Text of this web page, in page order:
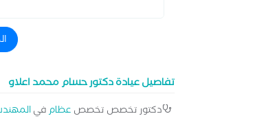
تفاصيل عيادة دكتور حسام محمد اعلاو
دكتور تخصص تخصص عظامفي